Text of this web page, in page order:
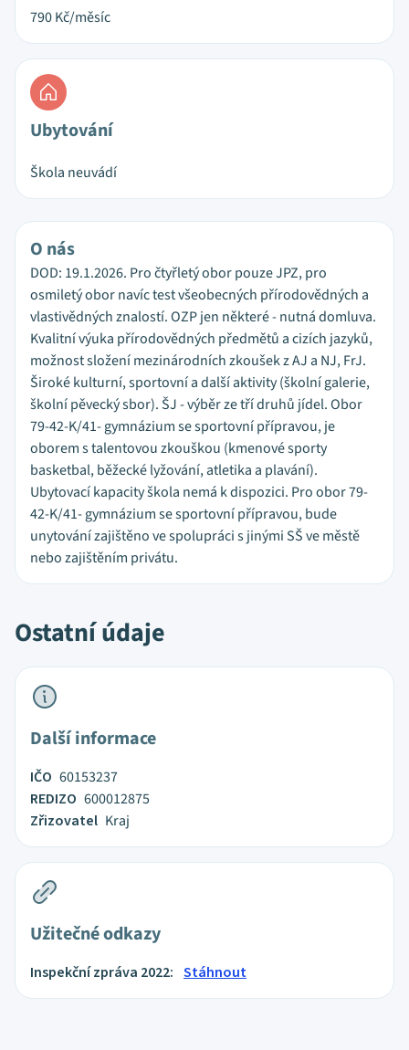
790Kč/měsíc
Ubytování
Škola neuvádí
O nás
DOD: 19.1.2026. Pro čtyřletý obor pouze JPZ, pro
osmiletý obor navíc test všeobecných přírodovědných a
vlastivědných znalostí. OZP jen některé - nutná domluva.
Kvalitní výuka přírodovědných předmětů a cizích jazyků,
možnost složení mezinárodních zkoušek z AJ a NJ, FrJ.
Široké kulturní, sportovní a další aktivity (školní galerie,
školní pěvecký sbor). ŠJ - výběr ze tří druhů jídel. Obor
79-42-K/41- gymnázium se sportovní přípravou, je
oborem s talentovou zkouškou (kmenové sporty
basketbal, běžecké lyžování, atletika a plavání).
Ubytovací kapacity škola nemá k dispozici. Pro obor 79-
42-K/41- gymnázium se sportovní přípravou, bude
unytování zajištěno ve spolupráci s jinými SŠ ve městě
nebo zajištěním privátu.
Ostatní údaje
Další informace
IČO 60153237
REDIZO 600012875
Zřizovatel Kraj
Užitečné odkazy
Inspekční zpráva 2022: Stáhnout